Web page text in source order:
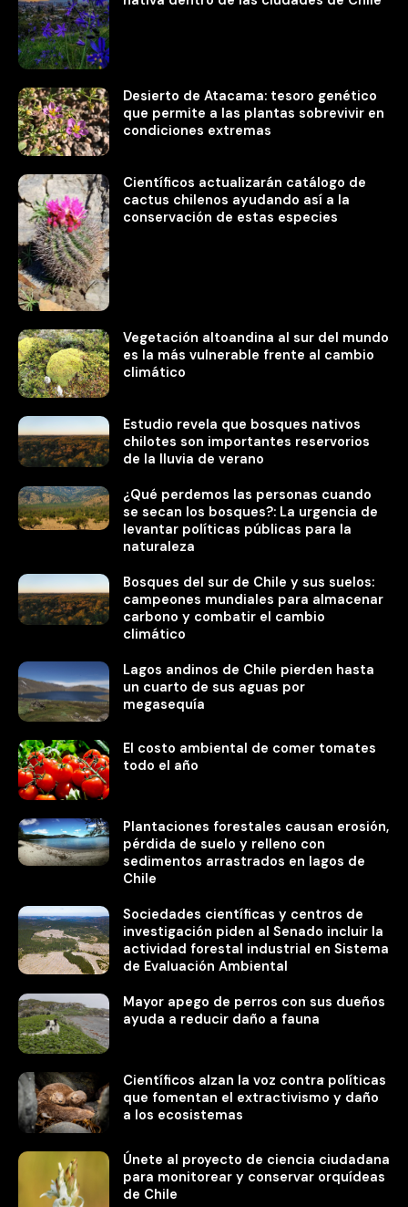
Desierto de Atacama: tesoro genético
que permite a las plantas sobrevivir en
condiciones extremas
Científicos actualizarán catálogo de
cactus chilenos ayudando así a la
conservación de estas especies
Vegetación altoandina al sur del mundo
es la más vulnerable frente al cambio
climático
Estudio revela que bosques nativos
chilotes son importantes reservorios
de la lluvia de verano
¿Qué perdemos las personas cuando
se secan los bosques?: La urgencia de
levantar políticas públicas para la
naturaleza
Bosques del sur de Chile y sus suelos:
campeones mundiales para almacenar
carbono y combatir el cambio
climático
Lagos andinos de Chile pierden hasta
un cuarto de sus aguas por
megasequía
El costo ambiental de comer tomates
todo el año
Plantaciones forestales causan erosión,
pérdida de suelo y relleno con
sedimentos arrastrados en lagos de
Chile
Sociedades científicas y centros de
investigación piden al Senado incluir la
actividad forestal industrial en Sistema
de Evaluación Ambiental
Mayor apego de perros con sus dueños
ayuda a reducir daño a fauna
Científicos alzan la voz contra políticas
que fomentan el extractivismo y daño
a los ecosistemas
Únete al proyecto de ciencia ciudadana
para monitorear y conservar orquídeas
de Chile